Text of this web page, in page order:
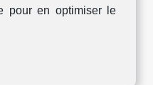
pour en optimiser le